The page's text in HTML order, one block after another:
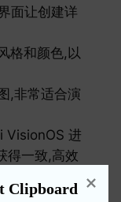
面让创建详
格和颜色,以
,非常适合演
VisionOS 进
得一致,高效
Clipboard